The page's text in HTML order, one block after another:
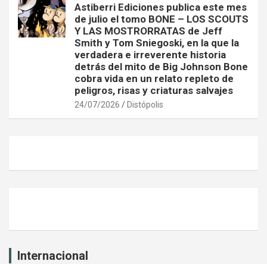
Astiberri Ediciones publica este mes
de julio el tomo BONE – LOS SCOUTS
Y LAS MOSTRORRATAS de Jeff
Smith y Tom Sniegoski, en la que la
verdadera e irreverente historia
detrás del mito de Big Johnson Bone
cobra vida en un relato repleto de
peligros, risas y criaturas salvajes
24/07/2026 Distópolis
Internacional